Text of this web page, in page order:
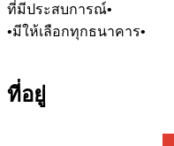
ที่มีประสบการณ์•
•มีให้เลือกทุกธนาคาร•
ที่อยู่